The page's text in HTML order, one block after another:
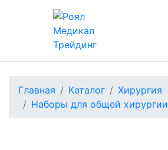
Главная Каталог
Хирургия
Наборы для общей хирургии